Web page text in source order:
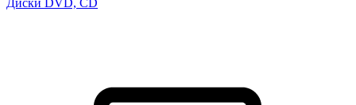
Диски DVD, CD